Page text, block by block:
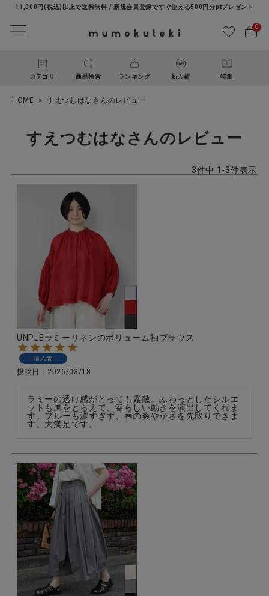
11,000円(税込)以上で送料無料 / 新規会員登録ですぐ使える500円分ptプレゼント
0
カテゴリ 商品検索 ランキング 新入荷 特集
ACCOUNT MENU
ようこそ ゲスト 様
ログイン
CATEGORY
ナチュラル服
生活雑貨
食品
ギフト
ブランド
全ての商品
CONTENTS
HOME すえつむはなさんのレビュー
すえつむはなさんのレビュー
3件中 1 -3件表示
UNPLEラミーリネンのボリューム袖ブラウス
購入者
投稿日 2026/03/18
ラミーの透け感がとっても素敵。ふわっとしたシルエ
ットも風をとらえて、春らしい動きを演出してくれま
す。ブルーも濃すぎず、春の爽やかさを先取りできま
す。大満足です。